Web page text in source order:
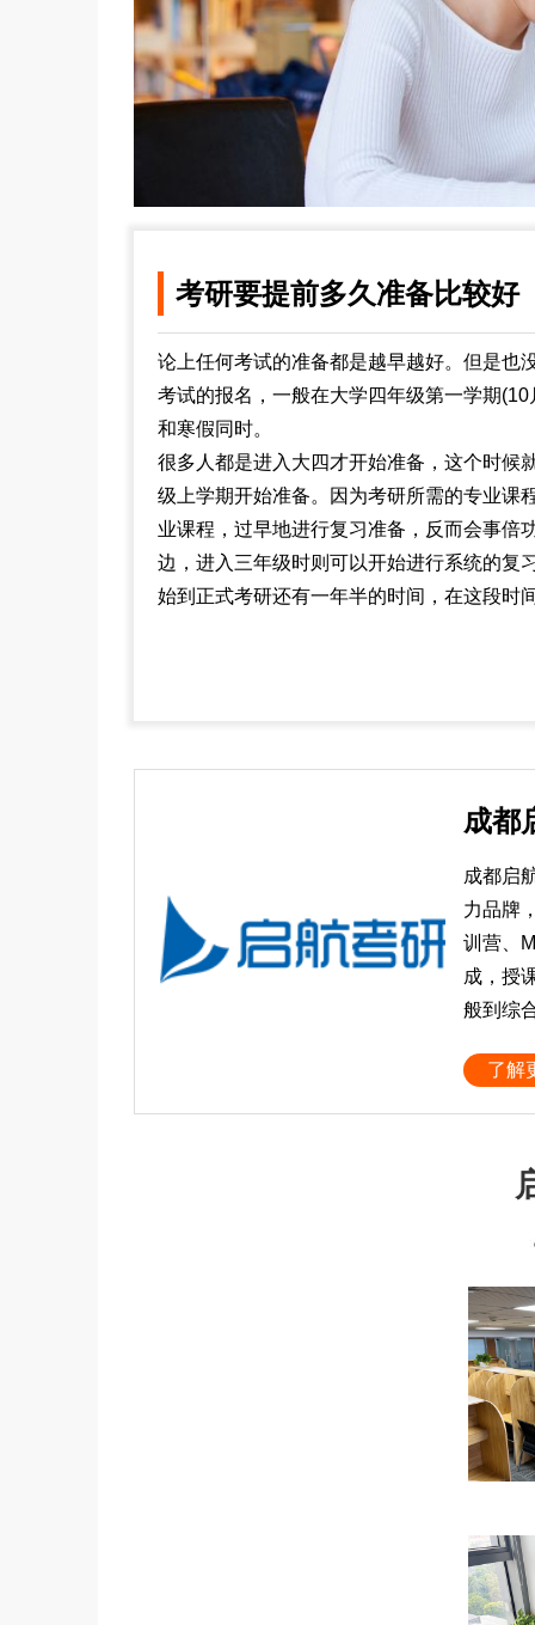
考研要提前多久准备比较好
论上任何考试的准备都是越早越好。但是也
考试的报名，一般在大学四年级第一学期
和寒假同时。
很多人都是进入大四才开始准备，这个时候
级上学期开始准备。因为考研所需的专业课
业课程，过早地进行复习准备，反而会事倍
边，进入三年级时则可以开始进行系统的复
始到正式考研还有一年半的时间，在这段时
成都
成都启
力品牌
训营、
成，授
般到综
了解